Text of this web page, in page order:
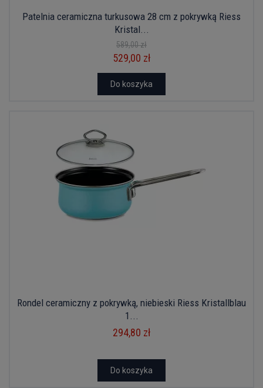
Patelnia ceramiczna turkusowa 28 cm z pokrywką Riess
Kristal...
589,00 zł
529,00 zł
Do koszyka
Rondel ceramiczny z pokrywką, niebieski Riess Kristallblau
1...
294,80 zł
Do koszyka